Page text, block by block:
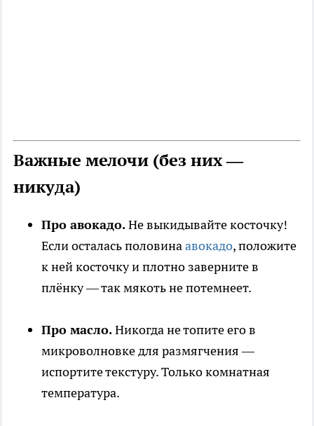
Важные мелочи (без них —
никуда)
Про авокадо.Не выкидывайте косточку!
Если осталась половинаавокадо, положите
к ней косточку и плотно заверните в
плёнку — так мякоть не потемнеет.
Про масло.Никогда не топите его в
микроволновке для размягчения —
испортите текстуру. Только комнатная
температура.